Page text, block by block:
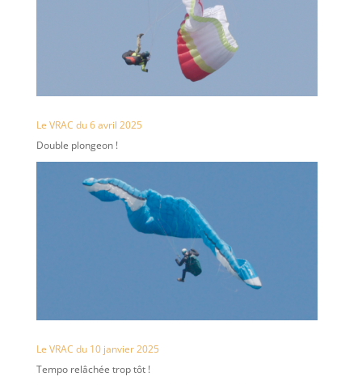
Le VRAC du 6 avril 2025
Double plongeon !
Le VRAC du 10 janvier 2025
Tempo relâchée trop tôt !